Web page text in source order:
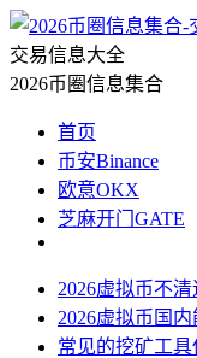
交易信息大全
2026币圈信息集合
首页
币安Binance
欧意OKX
芝麻开门GATE
2026虚拟币不
2026虚拟币国
常见的挖矿工